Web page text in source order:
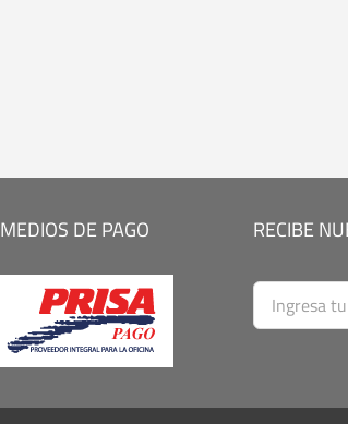
MEDIOS DE PAGO RECIBE